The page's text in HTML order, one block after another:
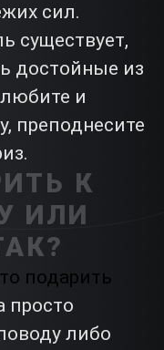
сил.
существует,
достойные из
и
преподнесите
К
ИЛИ
подарить
просто
либо